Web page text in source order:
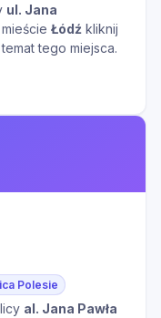
ul. Jana
Łódź kliknij
tego miejsca.
Polesie
al. Jana Pawła